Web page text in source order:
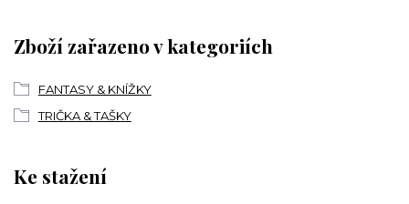
Zboží zařazeno v kategoriích
FANTASY & KNÍŽKY
TRIČKA & TAŠKY
Ke stažení